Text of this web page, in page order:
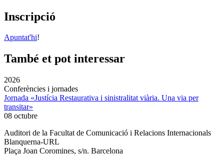
Inscripció
Apuntat'hi!
També et pot interessar
2026
Conferències i jornades
Jornada «Justícia Restaurativa i sinistralitat viària. Una via per
transitar»
08 octubre
Auditori de la Facultat de Comunicació i Relacions Internacionals
Blanquerna-URL
Plaça Joan Coromines, s/n. Barcelona